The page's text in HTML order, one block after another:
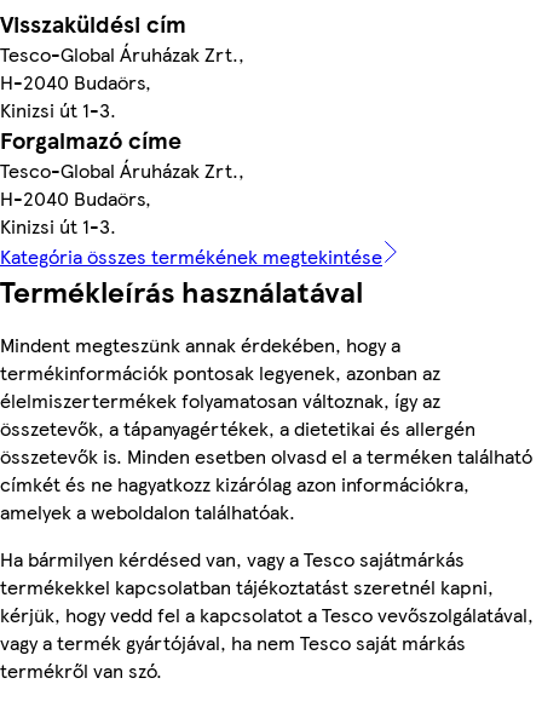
Visszaküldési cím
Tesco-Global Áruházak Zrt.,
H-2040 Budaörs,
Kinizsi út 1-3.
Forgalmazó címe
Tesco-Global Áruházak Zrt.,
H-2040 Budaörs,
Kinizsi út 1-3.
Kategória összes termékének megtekintése
Termékleírás használatával
Mindent megteszünk annak érdekében, hogy a
termékinformációk pontosak legyenek, azonban az
élelmiszertermékek folyamatosan változnak, így az
összetevők, a tápanyagértékek, a dietetikai és allergén
összetevők is. Minden esetben olvasd el a terméken található
címkét és ne hagyatkozz kizárólag azon információkra,
amelyek a weboldalon találhatóak.
Ha bármilyen kérdésed van, vagy a Tesco sajátmárkás
termékekkel kapcsolatban tájékoztatást szeretnél kapni,
kérjük, hogy vedd fel a kapcsolatot a Tesco vevőszolgálatával,
vagy a termék gyártójával, ha nem Tesco saját márkás
termékről van szó.